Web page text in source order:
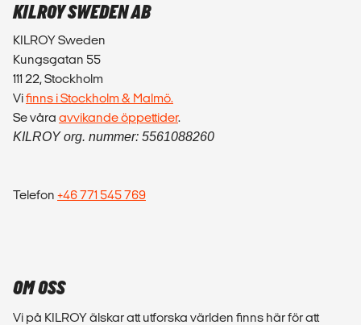
KILROY SWEDEN AB
KILROY Sweden
Kungsgatan 55
111 22, Stockholm
Vifinns i Stockholm & Malmö.
Se våra avvikande öppettider.
KILROY org. nummer: 5561088260
Telefon +46 771 545 769
OM OSS
Vi på KILROY älskar att utforska världen finns här för att